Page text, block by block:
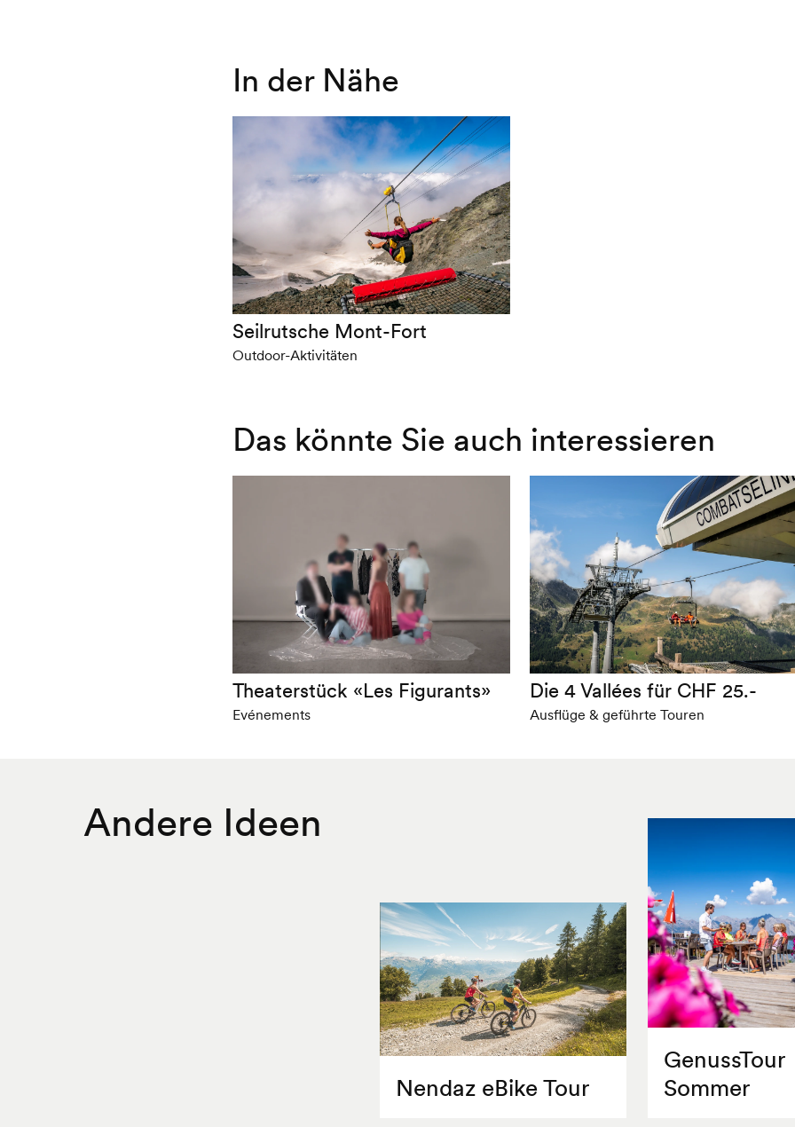
In der Nähe
Seilrutsche Mont-Fort
Outdoor-Aktivitäten
Das könnte Sie auch interessieren
Theaterstück «Les Figurants»
Evénements
Die 4 Vallées für CHF 25.-
Ausflüge & geführte Touren
Andere Ideen
Nendaz eBike Tour
GenussTour
Sommer